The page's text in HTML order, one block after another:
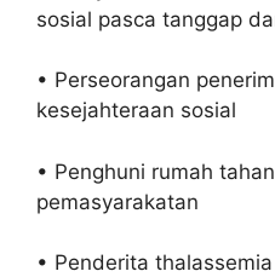
sosial pasca tanggap
• Perseorangan
kesejahteraan sosial
• Penghuni rumah
pemasyarakatan
• Penderita